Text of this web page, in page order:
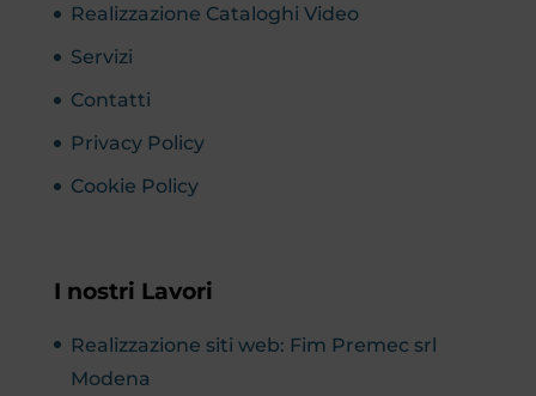
Realizzazione Cataloghi Video
Servizi
Contatti
Privacy Policy
Cookie Policy
I nostri Lavori
Realizzazione siti web: Fim Premec srl
Modena